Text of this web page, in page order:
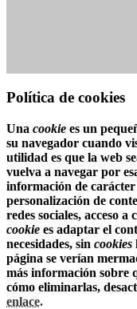
Política de cookies
Una cookie es un
su navegador cuando
utilidad es que la web
vuelva a navegar por
información de carácter
personalización de
redes sociales, acceso
cookie es adaptar el
necesidades, sin cookies
página se verían
más información sobre
cómo eliminarlas,
enlace.